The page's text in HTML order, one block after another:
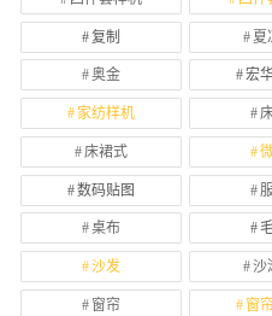
复制 夏
奥金 宏
家纺样机
床裙式
数码贴图
桌布
沙发 沙
窗帘 窗